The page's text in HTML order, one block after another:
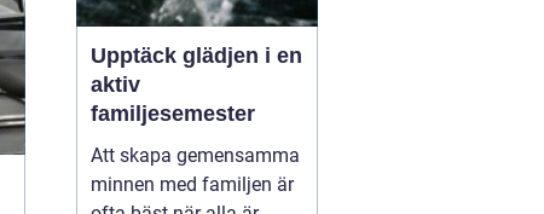
Upptäck glädjen i en
aktiv
familjesemester
Att skapa gemensamma
minnen med familjen är